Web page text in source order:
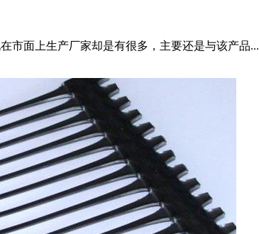
面上生产厂家却是有很多，主要还是与该产品...